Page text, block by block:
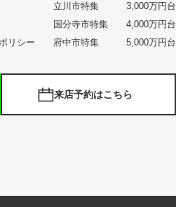
リシー
立川市特集
国分寺市特集
府中市特集
3,000万円台
4,000万円台
5,000万円台
来店予約はこちら